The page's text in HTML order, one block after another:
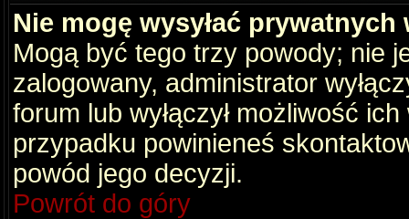
Nie mogę wysyłać
Mogą być tego trzy powody; nie
zalogowany, administrator
forum lub wyłączył możliwość
przypadku powinieneś
powód jego decyzji.
Powrót do góry